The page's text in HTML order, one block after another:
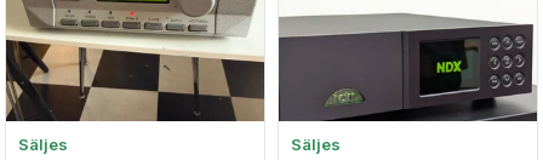
Säljes Säljes